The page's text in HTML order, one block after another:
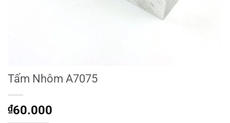
Tấm Nhôm A7075
₫60.000